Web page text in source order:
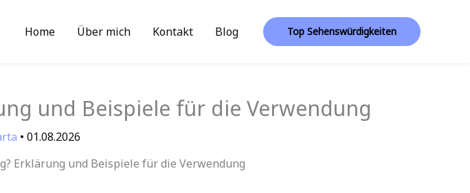
Home Über mich Kontakt Blog Top Sehenswürdigkeiten
und Beispiele für die Verwendung
• 01.08.2026
Erklärung und Beispiele für die Verwendung